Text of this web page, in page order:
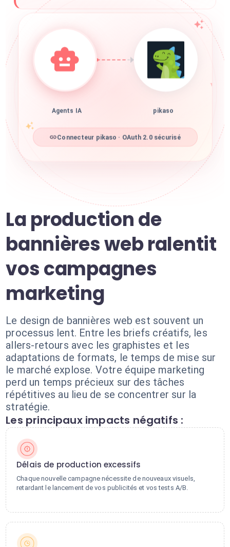
Agents IA pikaso
Connecteur pikaso · OAuth 2.0 sécurisé
La production de
bannières web ralentit
vos campagnes
marketing
Le design de bannières web est souvent un
processus lent. Entre les briefs créatifs, les
allers-retours avec les graphistes et les
adaptations de formats, le temps de mise sur
le marché explose. Votre équipe marketing
perd un temps précieux sur des tâches
répétitives au lieu de se concentrer sur la
stratégie.
Les principaux impacts négatifs :
Délais de production excessifs
Chaque nouvelle campagne nécessite de nouveaux visuels,
retardant le lancement de vos publicités et vos tests A/B.